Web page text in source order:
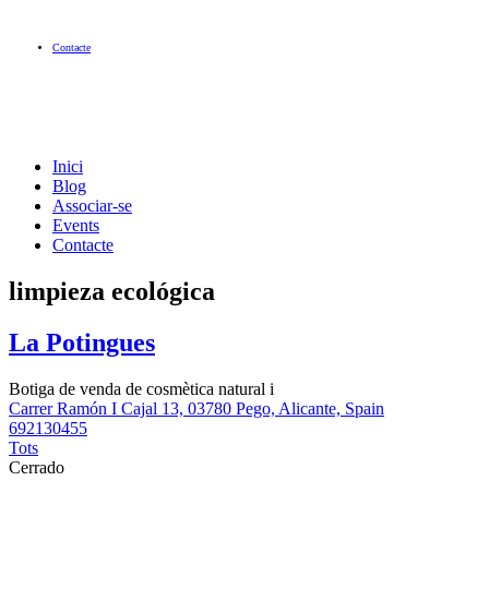
Contacte
Inici
Blog
Associar-se
Events
Contacte
limpieza ecológica
La Potingues
Botiga de venda de cosmètica natural i
Carrer Ramón I Cajal 13, 03780 Pego, Alicante, Spain
692130455
Tots
Cerrado